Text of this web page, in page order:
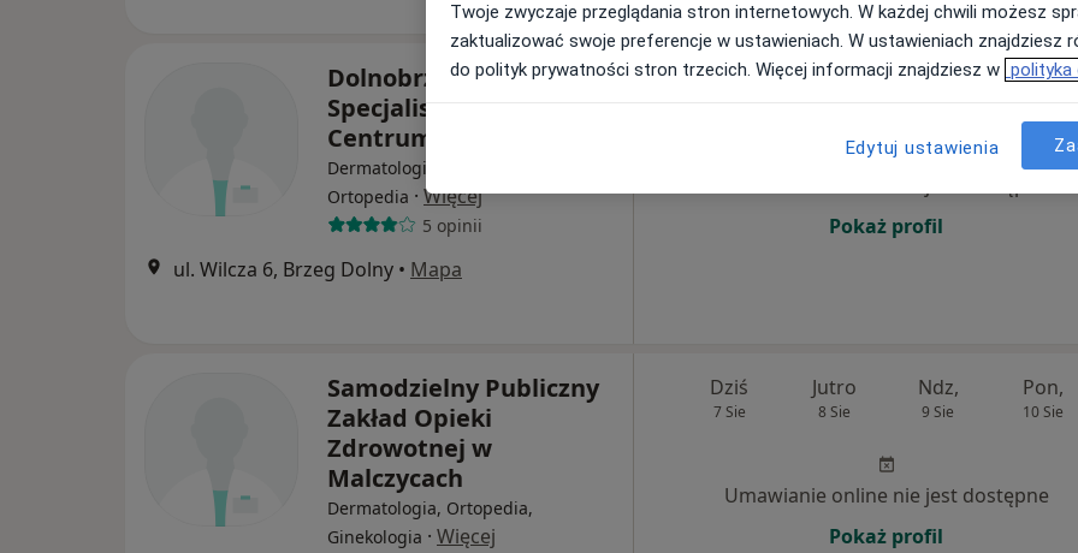
Dolnobrzeskie
Specjalistyczne
Centrum Medyczne
Dermatologia, Ginekologia,
Ortopedia · Więcej
5 opinii
ul. Wilcza 6, Brzeg Dolny • Mapa
Dziś Jutro Ndz, Pon,
Pokaż profil
Samodzielny Publiczny
Zakład Opieki
Zdrowotnej w
Malczycach
Dermatologia, Ortopedia,
Ginekologia · Więcej
Dziś
7 Sie
Jutro
8 Sie
Ndz,
9 Sie
Pon,
10 Sie
Umawianie online nie jest dostępne
Pokaż profil
Twoje zwyczaje przeglądania stron internetowych. W każdej chwili możesz
zaktualizować swoje preferencje w ustawieniach. W ustawieniach znajdziesz
do polityk prywatności stron trzecich. Więcej informacji znajdziesz w polityka
Edytuj ustawienia